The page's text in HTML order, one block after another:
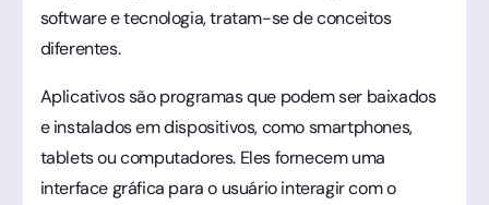
software e tecnologia, tratam-se de conceitos
diferentes.
Aplicativos são programas que podem ser baixados
e instalados em dispositivos, como smartphones,
tablets ou computadores. Eles fornecem uma
interface gráfica para o usuário interagir com o